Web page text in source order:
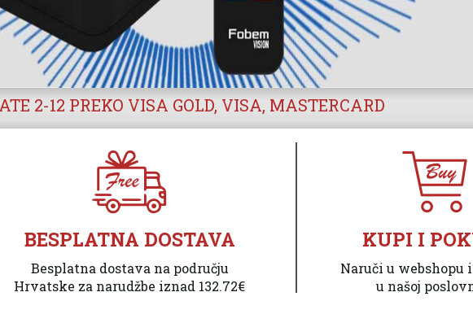
2-12 PREKO VISA GOLD, VISA, MASTERCARD
BESPLATNA DOSTAVA
Besplatna dostava na području
Hrvatske za narudžbe iznad 132.72€
KUPI I
Naruči u webshopu
u našoj